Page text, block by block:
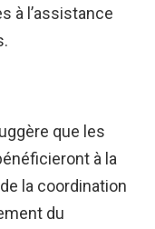
à l’assistance
que les
à la
la coordination
du